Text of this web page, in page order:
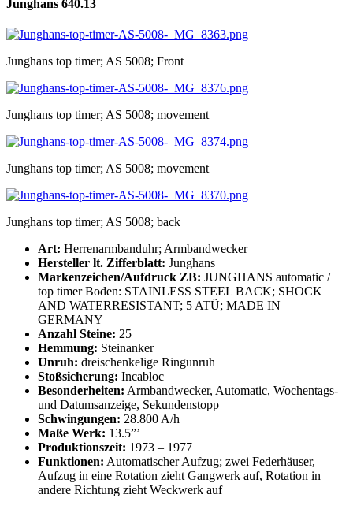
Junghans 640.13
Junghans top timer; AS 5008; Front
Junghans top timer; AS 5008; movement
Junghans top timer; AS 5008; movement
Junghans top timer; AS 5008; back
Art: Herrenarmbanduhr; Armbandwecker
Hersteller lt. Zifferblatt: Junghans
Markenzeichen/Aufdruck ZB: JUNGHANS automatic /
top timer Boden: STAINLESS STEEL BACK; SHOCK
AND WATERRESISTANT; 5 ATÜ; MADE IN
GERMANY
Anzahl Steine: 25
Hemmung: Steinanker
Unruh: dreischenkelige Ringunruh
Stoßsicherung: Incabloc
Besonderheiten: Armbandwecker, Automatic, Wochentags-
und Datumsanzeige, Sekundenstopp
Schwingungen: 28.800 A/h
Maße Werk: 13.5”’
Produktionszeit: 1973 – 1977
Funktionen: Automatischer Aufzug; zwei Federhäuser,
Aufzug in eine Rotation zieht Gangwerk auf, Rotation in
andere Richtung zieht Weckwerk auf